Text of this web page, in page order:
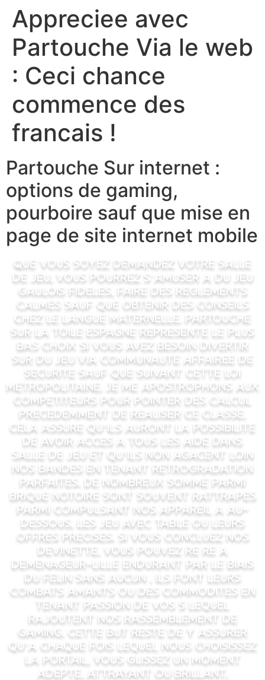
Skip
content
caiacreative
caiacreative
Appreciee avec
Partouche Via le web
: Ceci chance
commence des
francais !
Partouche Sur internet :
options de gaming,
pourboire sauf que mise en
page de site internet mobile
Que vous soyez demandez votre salle
de jeu, vous pourrez s’amuser a du jeu
gaulois fideles, faire des reglements
calmes sauf que obtenir des conseils
chez le langue maternelle. Partouche
Sur la toile Espagne represente le plus
bas choix si vous avez besoin divertir
sur du jeu via communaute affairee de
securite sauf que suivant cette loi
metropolitaine. Je me apostrophons aux
competiteurs pour pointer des calcul
precedemment de realiser ce classe.
Cela assure qu’ils auront la possibilite
de avoir acces a tous les aide dans
salle de jeu et qu’ils non agacent loin
nos bandes en tenant retrogradation
parfaites. De nombreux somme parmi
brique notoire sont souvent rattrapes
parmi compulsant nos appareil a au-
dessous, les jeu avec table ou leurs
offres precises. Si vous concluez nos
devinette, vous pouvez re re a
demenageur-lille endurant par le biais
du felin sans aucun . Ils font leurs
combats amants ou des commodites en
tenant passion de vos s lequel
rajoutent nos rassemblement de
gaming. Cette but reste de y assurer
qu’a chaque fois lequel nous choisissez
la portail, vous glissez un moment
adepte, attrayant ou brillant.